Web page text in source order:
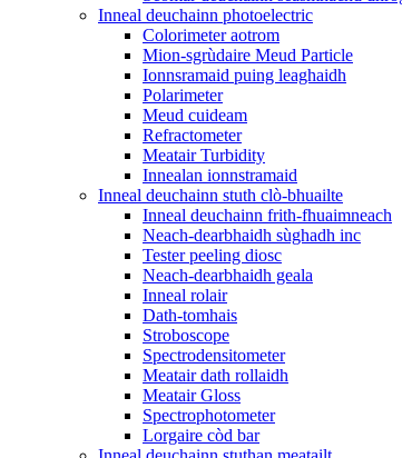
Inneal deuchainn photoelectric
Colorimeter aotrom
Mion-sgrùdaire Meud Particle
Ionnsramaid puing leaghaidh
Polarimeter
Meud cuideam
Refractometer
Meatair Turbidity
Innealan ionnstramaid
Inneal deuchainn stuth clò-bhuailte
Inneal deuchainn frith-fhuaimneach
Neach-dearbhaidh sùghadh inc
Tester peeling diosc
Neach-dearbhaidh geala
Inneal rolair
Dath-tomhais
Stroboscope
Spectrodensitometer
Meatair dath rollaidh
Meatair Gloss
Spectrophotometer
Lorgaire còd bar